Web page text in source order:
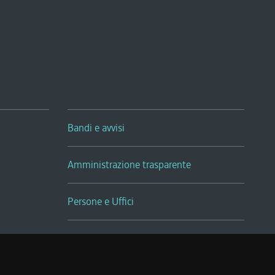
Bandi e avvisi
Amministrazione trasparente
Persone e Uffici
Sala Tiziano Tessitori